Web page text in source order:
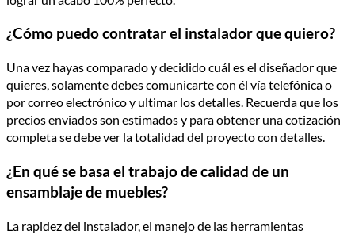
¿Cómo puedo contratar el instalador que quiero?
Una vez hayas comparado y decidido cuál es el diseñador que
quieres, solamente debes comunicarte con él vía telefónica o
por correo electrónico y ultimar los detalles. Recuerda que los
precios enviados son estimados y para obtener una cotización
completa se debe ver la totalidad del proyecto con detalles.
¿En qué se basa el trabajo de calidad de un
ensamblaje de muebles?
La rapidez del instalador, el manejo de las herramientas